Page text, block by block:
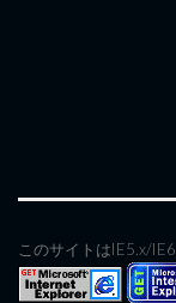
このサイトはIE5.x/IE6